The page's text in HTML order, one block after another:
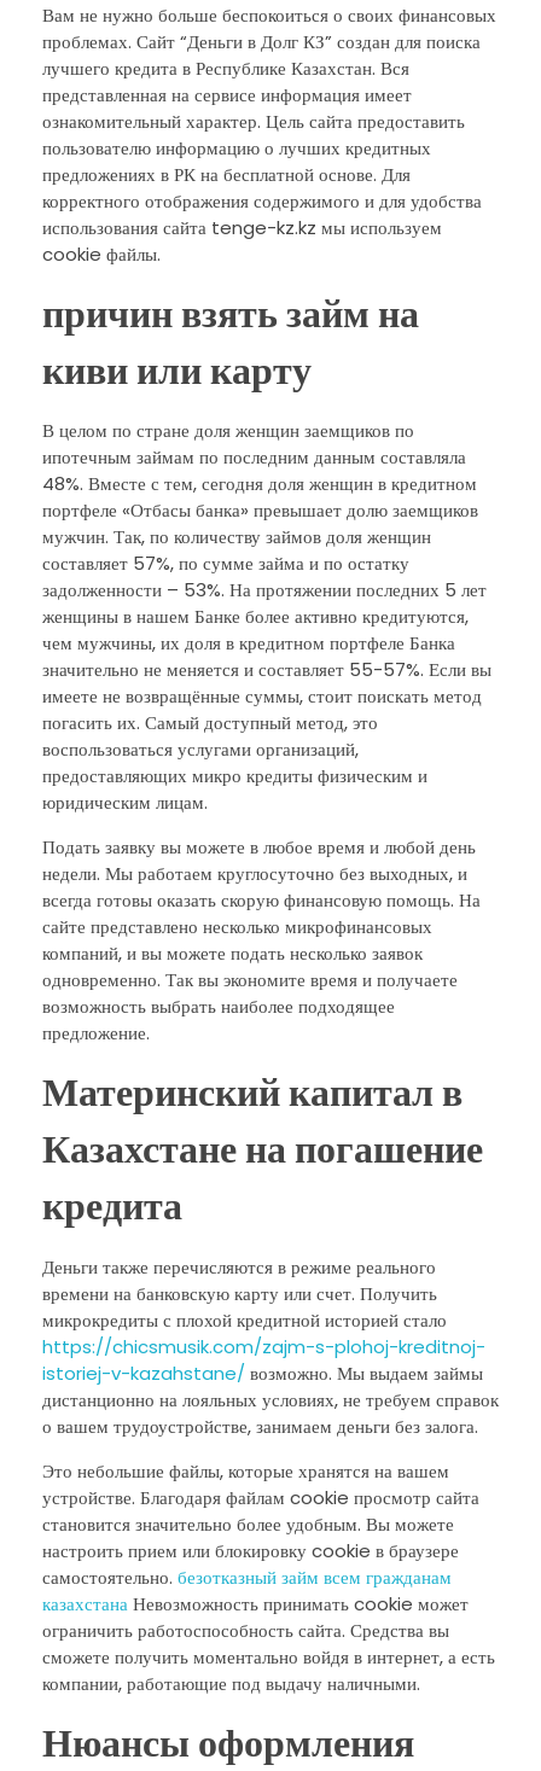
Вам не нужно больше беспокоиться о своих финансовых
проблемах. Сайт “Деньги в Долг КЗ” создан для поиска
лучшего кредита в Республике Казахстан. Вся
представленная на сервисе информация имеет
ознакомительный характер. Цель сайта предоставить
пользователю информацию о лучших кредитных
предложениях в РК на бесплатной основе. Для
корректного отображения содержимого и для удобства
использования сайта tenge-kz.kz мы используем
cookie файлы.
причин взять займ на
киви или карту
В целом по стране доля женщин заемщиков по
ипотечным займам по последним данным составляла
48%. Вместе с тем, сегодня доля женщин в кредитном
портфеле «Отбасы банка» превышает долю заемщиков
мужчин. Так, по количеству займов доля женщин
составляет 57%, по сумме займа и по остатку
задолженности – 53%. На протяжении последних 5 лет
женщины в нашем Банке более активно кредитуются,
чем мужчины, их доля в кредитном портфеле Банка
значительно не меняется и составляет 55-57%. Если вы
имеете не возвращённые суммы, стоит поискать метод
погасить их. Самый доступный метод, это
воспользоваться услугами организаций,
предоставляющих микро кредиты физическим и
юридическим лицам.
Подать заявку вы можете в любое время и любой день
недели. Мы работаем круглосуточно без выходных, и
всегда готовы оказать скорую финансовую помощь. На
сайте представлено несколько микрофинансовых
компаний, и вы можете подать несколько заявок
одновременно. Так вы экономите время и получаете
возможность выбрать наиболее подходящее
предложение.
Материнский капитал в
Казахстане на погашение
кредита
Деньги также перечисляются в режиме реального
времени на банковскую карту или счет. Получить
микрокредиты с плохой кредитной историей стало
https://chicsmusik.com/zajm-s-plohoj-kreditnoj-
istoriej-v-kazahstane/ возможно. Мы выдаем займы
дистанционно на лояльных условиях, не требуем справок
о вашем трудоустройстве, занимаем деньги без залога.
Это небольшие файлы, которые хранятся на вашем
устройстве. Благодаря файлам cookie просмотр сайта
становится значительно более удобным. Вы можете
настроить прием или блокировку cookie в браузере
самостоятельно. безотказный займ всем гражданам
казахстанаНевозможность принимать cookie может
ограничить работоспособность сайта. Средства вы
сможете получить моментально войдя в интернет, а есть
компании, работающие под выдачу наличными.
Нюансы оформления